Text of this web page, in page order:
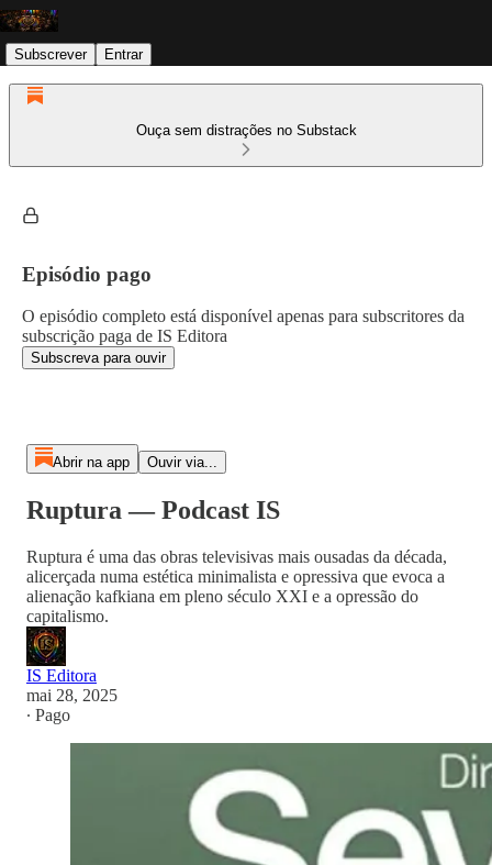
Subscrever Entrar
Ouça sem distrações no Substack
Episódio pago
O episódio completo está disponível apenas para subscritores da
subscrição paga de IS Editora
Subscreva para ouvir
Abrir na app Ouvir via...
Ruptura — Podcast IS
Ruptura é uma das obras televisivas mais ousadas da década,
alicerçada numa estética minimalista e opressiva que evoca a
alienação kafkiana em pleno século XXI e a opressão do
capitalismo.
IS Editora
mai 28, 2025
∙ Pago